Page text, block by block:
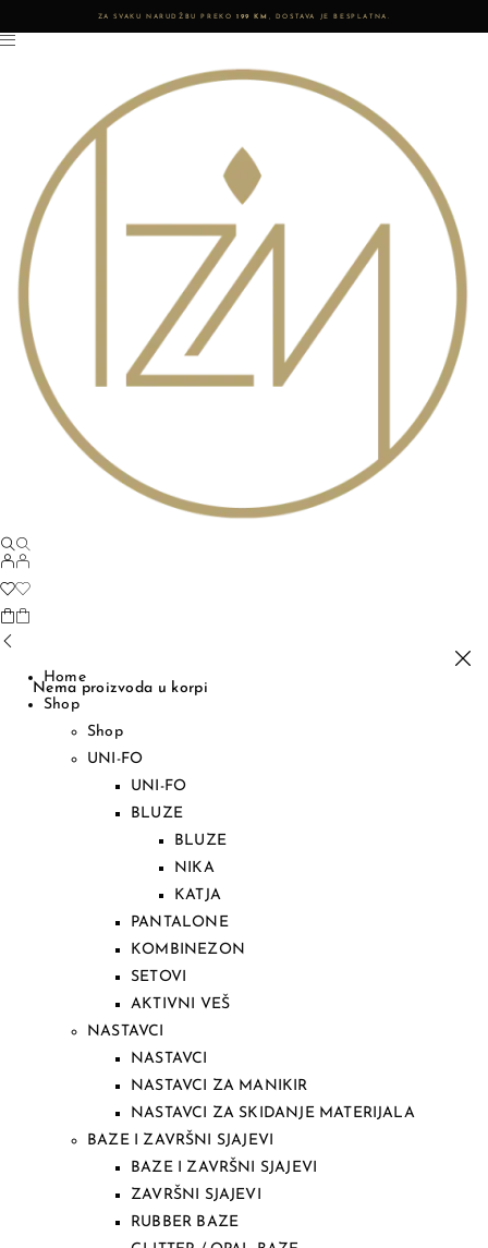
ZA SVAKU NARUDŽBU PREKO 199 KM , DOSTAVA JE BESPLATNA.
Nema proizvoda u korpi
Home
Shop
Shop
UNI-FO
UNI-FO
BLUZE
BLUZE
NIKA
KATJA
PANTALONE
KOMBINEZON
SETOVI
AKTIVNI VEŠ
NASTAVCI
NASTAVCI
NASTAVCI ZA MANIKIR
NASTAVCI ZA SKIDANJE MATERIJALA
BAZE I ZAVRŠNI SJAJEVI
BAZE I ZAVRŠNI SJAJEVI
ZAVRŠNI SJAJEVI
RUBBER BAZE